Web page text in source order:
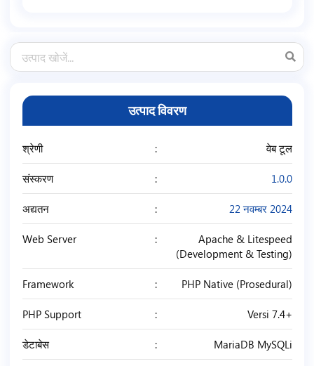
उत्पाद विवरण
श्रेणी वेब टूल
संस्करण 1.0.0
अद्यतन 22 नवम्बर 2024
Web Server
Apache & Litespeed
(Development & Testing)
Framework PHP Native (Prosedural)
PHP Support Versi 7.4+
डेटाबेस MariaDB MySQLi